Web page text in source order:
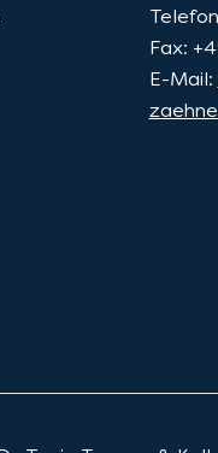
Fax:
E-Mail: